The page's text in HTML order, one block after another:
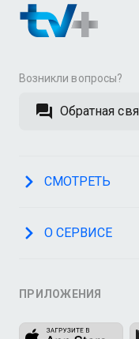
Возникли вопросы?
Обратная
СМОТРЕТЬ
О СЕРВИСЕ
ПРИЛОЖЕНИЯ